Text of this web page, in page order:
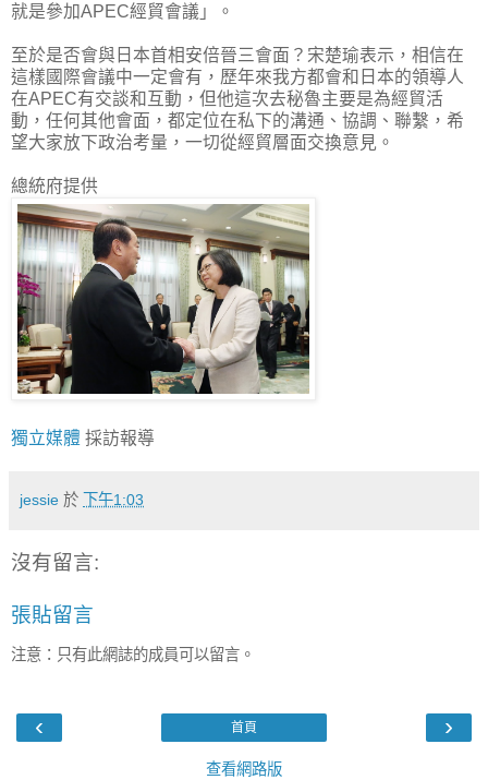
就是參加APEC經貿會議」。
至於是否會與日本首相安倍晉三會面？宋楚瑜表示，相信在
這樣國際會議中一定會有，歷年來我方都會和日本的領導人
在APEC有交談和互動，但他這次去秘魯主要是為經貿活
動，任何其他會面，都定位在私下的溝通、協調、聯繫，希
望大家放下政治考量，一切從經貿層面交換意見。
總統府提供
獨立媒體 採訪報導
jessie 於 下午1:03
沒有留言:
張貼留言
注意：只有此網誌的成員可以留言。
‹ ›
首頁
查看網路版